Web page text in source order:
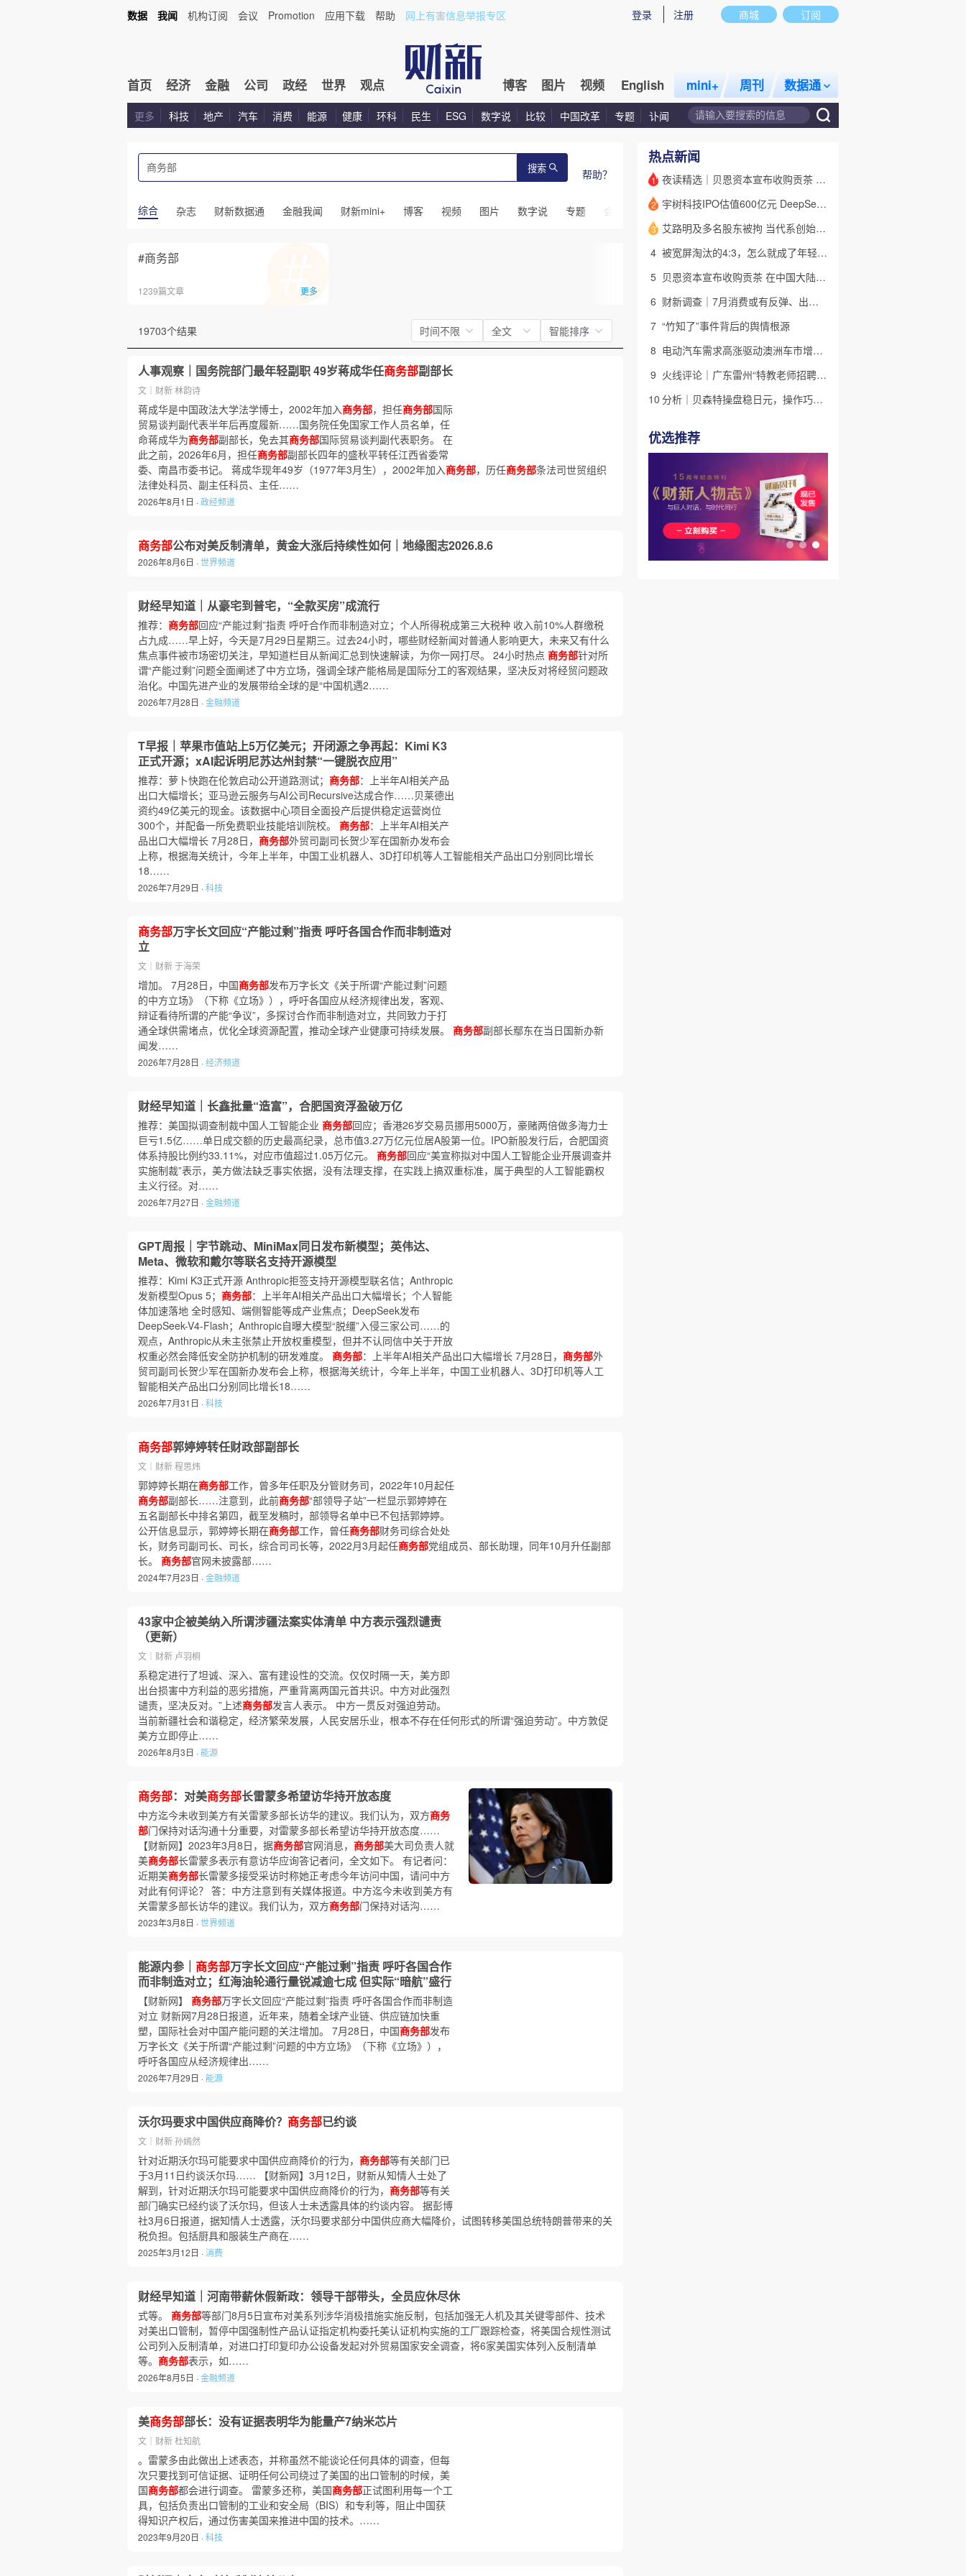
商城 订阅
登录 注册
数据 我闻 机构订阅 会议 Promotion 应用下载 帮助 网上有害信息举报专区
首页 经济 金融 公司 政经 世界 观点 博客 图片 视频 English mini+ 周刊 数据通
更多 科技 地产 汽车 消费 能源 健康 环科 民生 ESG 数字说 比较 中国改革 专题 讣闻
搜索 帮助？
综合 杂志 财新数据通 金融我闻 财新mini+ 博客 视频 图片 数字说 专题 会议 话题 特别呈现 私房课
#商务部
1239篇文章 更多
19703个结果 时间不限 全文 智能排序
人事观察｜国务院部门最年轻副职 49岁蒋成华任商务部副部长
文｜财新 林韵诗
蒋成华是中国政法大学法学博士，2002年加入商务部，担任商务部国际
贸易谈判副代表半年后再度履新……国务院任免国家工作人员名单，任
命蒋成华为商务部副部长，免去其商务部国际贸易谈判副代表职务。 在
此之前，2026年6月，担任商务部副部长四年的盛秋平转任江西省委常
委、南昌市委书记。 蒋成华现年49岁（1977年3月生），2002年加入商务部，历任商务部条法司世贸组织
法律处科员、副主任科员、主任……
2026年8月1日 ·政经频道
商务部公布对美反制清单，黄金大涨后持续性如何｜地缘图志2026.8.6
2026年8月6日 ·世界频道
财经早知道｜从豪宅到普宅，“全款买房”成流行
推荐： 商务部回应“产能过剩”指责 呼吁合作而非制造对立；个人所得税成第三大税种 收入前10%人群缴税
占九成……早上好，今天是7月29日星期三。过去24小时，哪些财经新闻对普通人影响更大，未来又有什么
焦点事件被市场密切关注，早知道栏目从新闻汇总到快速解读，为你一网打尽。 24小时热点 商务部针对所
谓“产能过剩”问题全面阐述了中方立场，强调全球产能格局是国际分工的客观结果，坚决反对将经贸问题政
治化。中国先进产业的发展带给全球的是“中国机遇2……
2026年7月28日 ·金融频道
T早报｜苹果市值站上5万亿美元；开闭源之争再起：Kimi K3
正式开源；xAI起诉明尼苏达州封禁“一键脱衣应用”
推荐：萝卜快跑在伦敦启动公开道路测试； 商务部：上半年AI相关产品
出口大幅增长；亚马逊云服务与AI公司Recursive达成合作……贝莱德出
资约49亿美元的现金。该数据中心项目全面投产后提供稳定运营岗位
300个，并配备一所免费职业技能培训院校。 商务部：上半年AI相关产
品出口大幅增长 7月28日， 商务部外贸司副司长贺少军在国新办发布会
上称，根据海关统计，今年上半年，中国工业机器人、3D打印机等人工智能相关产品出口分别同比增长
18……
2026年7月29日 ·科技
商务部万字长文回应“产能过剩”指责 呼吁各国合作而非制造对
立
文｜财新 于海荣
增加。 7月28日，中国商务部发布万字长文《关于所谓“产能过剩”问题
的中方立场》（下称《立场》），呼吁各国应从经济规律出发，客观、
辩证看待所谓的产能“争议”，多探讨合作而非制造对立，共同致力于打
通全球供需堵点，优化全球资源配置，推动全球产业健康可持续发展。 商务部副部长鄢东在当日国新办新
闻发……
2026年7月28日 ·经济频道
财经早知道｜长鑫批量“造富”，合肥国资浮盈破万亿
推荐：美国拟调查制裁中国人工智能企业 商务部回应；香港26岁交易员挪用5000万，豪赌两倍做多海力士
巨亏1.5亿……单日成交额的历史最高纪录，总市值3.27万亿元位居A股第一位。IPO新股发行后，合肥国资
体系持股比例约33.11%，对应市值超过1.05万亿元。 商务部回应“美宣称拟对中国人工智能企业开展调查并
实施制裁”表示，美方做法缺乏事实依据，没有法理支撑，在实践上搞双重标准，属于典型的人工智能霸权
主义行径。对……
2026年7月27日 ·金融频道
GPT周报｜字节跳动、MiniMax同日发布新模型；英伟达、
Meta、微软和戴尔等联名支持开源模型
推荐：Kimi K3正式开源 Anthropic拒签支持开源模型联名信；Anthropic
发新模型Opus 5； 商务部：上半年AI相关产品出口大幅增长；个人智能
体加速落地 全时感知、端侧智能等成产业焦点；DeepSeek发布
DeepSeek-V4-Flash；Anthropic自曝大模型“脱缰”入侵三家公司……的
观点，Anthropic从未主张禁止开放权重模型，但并不认同信中关于开放
权重必然会降低安全防护机制的研发难度。 商务部：上半年AI相关产品出口大幅增长 7月28日， 商务部外
贸司副司长贺少军在国新办发布会上称，根据海关统计，今年上半年，中国工业机器人、3D打印机等人工
智能相关产品出口分别同比增长18……
2026年7月31日 ·科技
商务部郭婷婷转任财政部副部长
文｜财新 程思炜
郭婷婷长期在商务部工作，曾多年任职及分管财务司，2022年10月起任
商务部副部长……注意到，此前商务部“部领导子站”一栏显示郭婷婷在
五名副部长中排名第四，截至发稿时，部领导名单中已不包括郭婷婷。
公开信息显示，郭婷婷长期在商务部工作，曾任商务部财务司综合处处
长，财务司副司长、司长，综合司司长等，2022月3月起任商务部党组成员、部长助理，同年10月升任副部
长。 商务部官网未披露部……
2024年7月23日 ·金融频道
43家中企被美纳入所谓涉疆法案实体清单 中方表示强烈谴责
（更新）
文｜财新 卢羽桐
系稳定进行了坦诚、深入、富有建设性的交流。仅仅时隔一天，美方即
出台损害中方利益的恶劣措施，严重背离两国元首共识。中方对此强烈
谴责，坚决反对。”上述商务部发言人表示。 中方一贯反对强迫劳动。
当前新疆社会和谐稳定，经济繁荣发展，人民安居乐业，根本不存在任何形式的所谓“强迫劳动”。中方敦促
美方立即停止……
2026年8月3日 · 能源
商务部：对美商务部长雷蒙多希望访华持开放态度
中方迄今未收到美方有关雷蒙多部长访华的建议。我们认为，双方商务
部门保持对话沟通十分重要，对雷蒙多部长希望访华持开放态度……
【财新网】2023年3月8日，据商务部官网消息， 商务部美大司负责人就
美商务部长雷蒙多表示有意访华应询答记者问，全文如下。 有记者问：
近期美商务部长雷蒙多接受采访时称她正考虑今年访问中国，请问中方
对此有何评论？ 答：中方注意到有关媒体报道。中方迄今未收到美方有
关雷蒙多部长访华的建议。我们认为，双方商务部门保持对话沟……
2023年3月8日 ·世界频道
能源内参｜ 商务部万字长文回应“产能过剩”指责 呼吁各国合作
而非制造对立；红海油轮通行量锐减逾七成 但实际“暗航”盛行
【财新网】 商务部万字长文回应“产能过剩”指责 呼吁各国合作而非制造
对立 财新网7月28日报道，近年来，随着全球产业链、供应链加快重
塑，国际社会对中国产能问题的关注增加。 7月28日，中国商务部发布
万字长文《关于所谓“产能过剩”问题的中方立场》（下称《立场》），
呼吁各国应从经济规律出……
2026年7月29日 · 能源
沃尔玛要求中国供应商降价？ 商务部已约谈
文｜财新 孙嫣然
针对近期沃尔玛可能要求中国供应商降价的行为， 商务部等有关部门已
于3月11日约谈沃尔玛…… 【财新网】3月12日，财新从知情人士处了
解到，针对近期沃尔玛可能要求中国供应商降价的行为， 商务部等有关
部门确实已经约谈了沃尔玛，但该人士未透露具体的约谈内容。 据彭博
社3月6日报道，据知情人士透露，沃尔玛要求部分中国供应商大幅降价，试图转移美国总统特朗普带来的关
税负担。包括厨具和服装生产商在……
2025年3月12日 ·消费
财经早知道｜河南带薪休假新政：领导干部带头，全员应休尽休
式等。 商务部等部门8月5日宣布对美系列涉华消极措施实施反制，包括加强无人机及其关键零部件、技术
对美出口管制，暂停中国强制性产品认证指定机构委托美认证机构实施的工厂跟踪检查，将美国合规性测试
公司列入反制清单，对进口打印复印办公设备发起对外贸易国家安全调查，将6家美国实体列入反制清单
等。 商务部表示，如……
2026年8月5日 ·金融频道
美商务部部长：没有证据表明华为能量产7纳米芯片
文｜财新 杜知航
。雷蒙多由此做出上述表态，并称虽然不能谈论任何具体的调查，但每
次只要找到可信证据、证明任何公司绕过了美国的出口管制的时候，美
国商务部都会进行调查。 雷蒙多还称，美国商务部正试图利用每一个工
具，包括负责出口管制的工业和安全局（BIS）和专利等，阻止中国获
得知识产权后，通过伤害美国来推进中国的技术。……
2023年9月20日 ·科技
热点新闻
1 夜读精选｜贝恩资本宣布收购贡茶 在中国大陆无法注册商标后退出市场
2 宇树科技IPO估值600亿元 DeepSeek参与战略配售
3
艾路明及多名股东被拘 当代系创始人因何此时被清算
4
被宽屏淘汰的4:3，怎么就成了年轻人的“梦核”？｜热点
5
贝恩资本宣布收购贡茶 在中国大陆无法注册商标后退出市场
6
财新调查｜7月消费或有反弹、出口维持强劲 受哪些因素带动？
7 “竹知了”事件背后的舆情根源
8
电动汽车需求高涨驱动澳洲车市增长 中国品牌表现强劲｜出海·汽车
9
火线评论｜广东雷州“特教老师招聘违规”很雷，仍有诸多疑点
10
分析｜贝森特操盘稳日元，操作巧思能否撬动美日货币基本面
优选推荐